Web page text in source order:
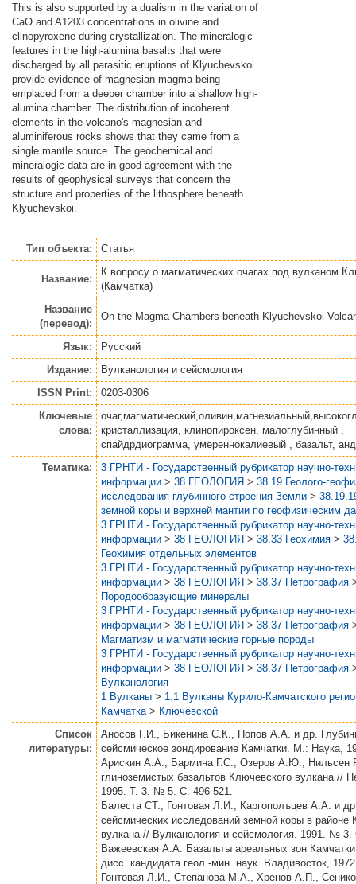
This is also supported by a dualism in the variation of
CaO and A1203 concentrations in olivine and
clinopyroxene during crystallization. The mineralogic
features in the high-alumina basalts that were
discharged by all parasitic eruptions of Klyuchevskoi
provide evidence of magnesian magma being
emplaced from a deeper chamber into a shallow high-
alumina chamber. The distribution of incoherent
elements in the volcano's magnesian and
aluminiferous rocks shows that they came from a
single mantle source. The geochemical and
mineralogic data are in good agreement with the
results of geophysical surveys that concern the
structure and properties of the lithosphere beneath
Klyuchevskoi.
Тип объекта: Статья
Название:
К вопросу о магматических очагах под вулканом
(Камчатка)
Название
(перевод):
On the Magma Chambers beneath Klyuchevskoi
Язык:
Русский
Издание:
Вулканология и сейсмология
ISSN Print:
0203-0306
Ключевые
слова:
кристаллизация, клинопироксен, малоглубинный ,
спайдрдиограмма, умереннокалиевый , базальт,
Тематика:
3 ГРНТИ - Государственный рубрикатор научно-
информации > 38 ГЕОЛОГИЯ > 38.19 Геолого-
исследования глубинного строения Земли >
земной коры и верхней мантии по геофизическим
3 ГРНТИ - Государственный рубрикатор научно-
информации > 38 ГЕОЛОГИЯ > 38.33 Геохимия >
Геохимия отдельных элементов
3 ГРНТИ - Государственный рубрикатор научно-
информации > 38 ГЕОЛОГИЯ > 38.37 Петрография
Породообразующие минералы
3 ГРНТИ - Государственный рубрикатор научно-
информации > 38 ГЕОЛОГИЯ > 38.37 Петрография
Магматизм и магматические горные породы
3 ГРНТИ - Государственный рубрикатор научно-
информации > 38 ГЕОЛОГИЯ > 38.37 Петрография
Вулканология
1 Вулканы > 1.1 Вулканы Курило-Камчатского
Камчатка > Ключевской
Список
литературы:
Аносов Г.И., Бикенина С.К., Попов А.А. и др.
сейсмическое зондирование Камчатки. М.: Наука,
Арискин А.А., Бармина Г.С., Озеров А.Ю., Нильсен
глиноземистых базальтов Ключевского вулкана //
1995. Т. 3. № 5. С. 496-521.
Балеста СТ., Гонтовая Л.И., Каргополъцев А.А. и
сейсмических исследований земной коры в районе
вулкана // Вулканология и сейсмология. 1991. № 3.
Важеевская А.А. Базальты ареальных зон
дисс. кандидата геол.-мин. наук. Владивосток,
Гонтовая Л.И., Степанова М.А., Хренов А.П.,